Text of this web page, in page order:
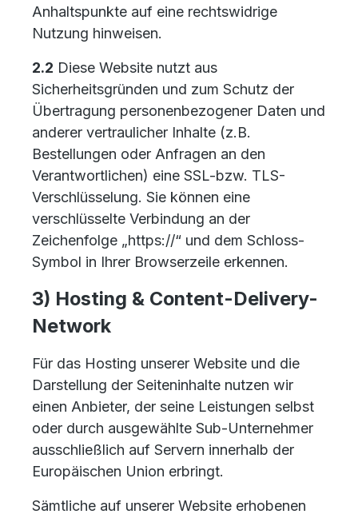
Anhaltspunkte auf eine rechtswidrige
Nutzung hinweisen.
2.2 Diese Website nutzt aus
Sicherheitsgründen und zum Schutz der
Übertragung personenbezogener Daten und
anderer vertraulicher Inhalte (z.B.
Bestellungen oder Anfragen an den
Verantwortlichen) eine SSL-bzw. TLS-
Verschlüsselung. Sie können eine
verschlüsselte Verbindung an der
Zeichenfolge „https://“ und dem Schloss-
Symbol in Ihrer Browserzeile erkennen.
3) Hosting & Content-Delivery-
Network
Für das Hosting unserer Website und die
Darstellung der Seiteninhalte nutzen wir
einen Anbieter, der seine Leistungen selbst
oder durch ausgewählte Sub-Unternehmer
ausschließlich auf Servern innerhalb der
Europäischen Union erbringt.
Sämtliche auf unserer Website erhobenen